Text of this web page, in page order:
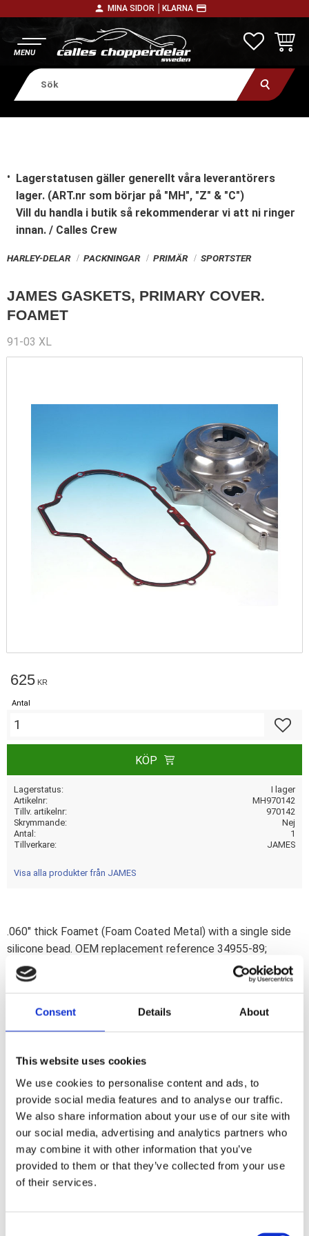
Consent Details About
This website uses cookies
We use cookies to personalise content and ads, to
provide social media features and to analyse our traffic.
We also share information about your use of our site with
our social media, advertising and analytics partners who
may combine it with other information that you’ve
provided to them or that they’ve collected from your use
of their services.
person MINA SIDOR │ KLARNA payment
Lagerstatusen gäller generellt våra leverantörers
lager. (ART.nr som börjar på "MH", "Z" & "C")
Vill du handla i butik så rekommenderar vi att ni ringer
innan. / Calles Crew
HARLEY-DELAR PACKNINGAR PRIMÄR SPORTSTER
JAMES GASKETS, PRIMARY COVER.
FOAMET
91-03 XL
625 KR
Antal
KÖP
Lagerstatus
I lager
Artikelnr
MH970142
Tillv. artikelnr
970142
Skrymmande
Nej
Antal
1
Tillverkare
JAMES
Visa alla produkter från JAMES
.060" thick Foamet (Foam Coated Metal) with a single side
silicone bead. OEM replacement reference 34955-89;
34955-89A. James'' Foamet gasket material has an aluminum
core with a thin nitrile synthetic rubber foam layer bonded to
F
c
e
o
o
Omdömen
Du